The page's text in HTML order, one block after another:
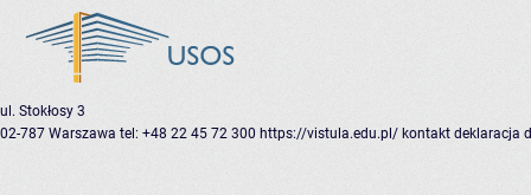
ul. Stokłosy 3
02-787 Warszawa tel: +48 22 45 72 300 https://vistula.edu.pl/ kontakt deklaracja